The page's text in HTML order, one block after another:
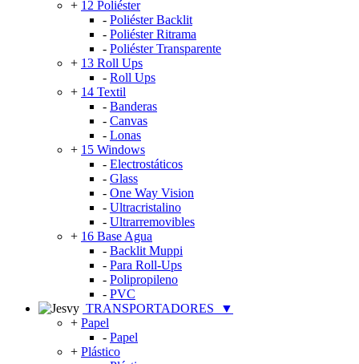
+ 12 Poliéster
- Poliéster Backlit
- Poliéster Ritrama
- Poliéster Transparente
+ 13 Roll Ups
- Roll Ups
+ 14 Textil
- Banderas
- Canvas
- Lonas
+ 15 Windows
- Electrostáticos
- Glass
- One Way Vision
- Ultracristalino
- Ultrarremovibles
+ 16 Base Agua
- Backlit Muppi
- Para Roll-Ups
- Polipropileno
- PVC
TRANSPORTADORES
▼
+ Papel
- Papel
+ Plástico